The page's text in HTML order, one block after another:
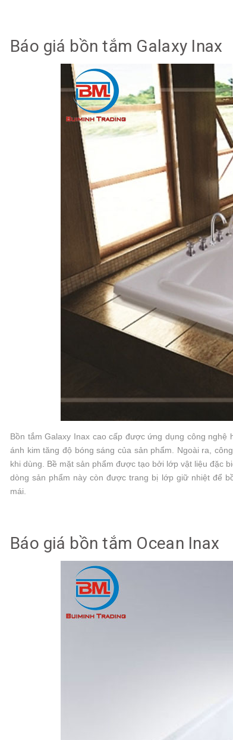
Báo giá bồn tắm Galaxy Inax
Bồn tắm Galaxy Inax cao cấp được ứng dụng công
ánh kim tăng độ bóng sáng của sản phẩm. Ngoài ra,
khi dùng. Bề mặt sản phẩm được tạo bởi lớp vật liệu đặc
dòng sản phẩm này còn được trang bị lớp giữ nhiệt để
mái.
Báo giá bồn tắm Ocean Inax